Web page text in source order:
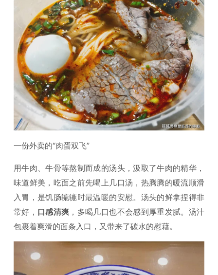
一份外卖的“肉蛋双飞”
用牛肉、牛骨等熬制而成的汤头，汲取了牛肉的精华，
味道鲜美，吃面之前先喝上几口汤，热腾腾的暖流顺滑
入胃，是饥肠辘辘时最温暖的安慰。汤头的鲜拿捏得非
常好， 口感清爽 ，多喝几口也不会感到厚重发腻。汤汁
包裹着爽滑的面条入口，又带来了碳水的慰藉。